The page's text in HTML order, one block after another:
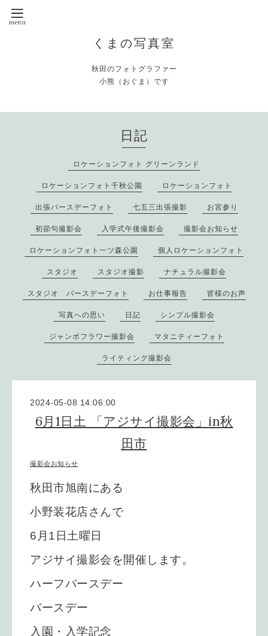
くまの写真室
秋田のフォトグラファー
小熊（おぐま）です
日記
ロケーションフォト グリーンランド
ロケーションフォト千秋公園 ロケーションフォト
出張バースデーフォト 七五三出張撮影 お宮参り
初節句撮影会 入学式午後撮影会 撮影会お知らせ
ロケーションフォト一ツ森公園 個人ロケーションフォト
スタジオ スタジオ撮影 ナチュラル撮影会
スタジオ バースデーフォト お仕事報告 皆様のお声
写真への思い 日記 シンプル撮影会
ジャンボフラワー撮影会 マタニティーフォト
ライティング撮影会
2024-05-08 14:06:00
6月1日土 「アジサイ撮影会」in秋
田市
撮影会お知らせ
秋田市旭南にある
小野装花店さんで
6月1日土曜日
アジサイ撮影会を開催します。
ハーフバースデー
バースデー
入園・入学記念